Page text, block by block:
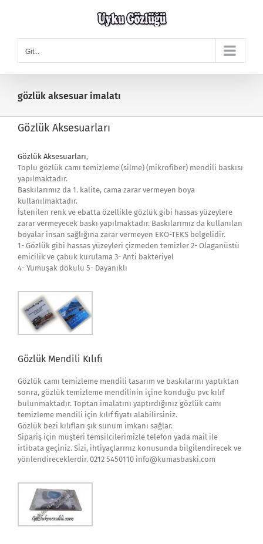
Git...
gözlük aksesuar imalatı
Gözlük Aksesuarları
Gözlük Aksesuarları,
Toplu gözlük camı temizleme (silme) (mikrofiber) mendili baskısı
yapılmaktadır.
Baskılarımız da 1. kalite, cama zarar vermeyen boya
kullanılmaktadır.
İstenilen renk ve ebatta özellikle gözlük gibi hassas yüzeylere
zarar vermeyecek baskı yapılmaktadır. Baskılarımız da kullanılan
boyalar insan sağlığına zarar vermeyen EKO-TEKS belgelidir.
1- Gözlük gibi hassas yüzeyleri çizmeden temizler 2- Olaganüstü
emicilik ve çabuk kurulama 3- Anti bakteriyel
4- Yumuşak dokulu 5- Dayanıklı
Gözlük Mendili Kılıfı
Gözlük camı temizleme mendili tasarım ve baskılarını yaptıktan
sonra, gözlük temizleme mendilinin içine konduğu pvc kılıf
bulunmaktadır. Toptan imalatını yaptırdığınız gözlük camı
temizleme mendili için kılıf fiyatı alabilirsiniz.
Gözlük bezi kılıfları şık sunum imkanı sağlar.
Sipariş için müşteri temsilcilerimizle telefon yada mail ile
irtibata geçiniz. Sizi, ihtiyaçlarınız konusunda bilgilendirecek ve
yönlendireceklerdir. 0212 5450110 info@kumasbaski.com